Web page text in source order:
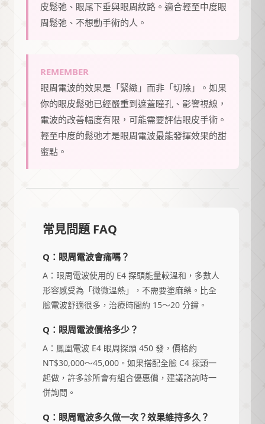
皮鬆弛、眼尾下垂與眼周紋路。適合輕至中度眼
周鬆弛、不想動手術的人。
REMEMBER
眼周電波的效果是「緊緻」而非「切除」。如果
你的眼皮鬆弛已經嚴重到遮蓋瞳孔、影響視線，
電波的改善幅度有限，可能需要評估眼皮手術。
輕至中度的鬆弛才是眼周電波最能發揮效果的甜
蜜點。
常見問題 FAQ
Q：眼周電波會痛嗎？
A：眼周電波使用的 E4 探頭能量較溫和，多數人
形容感受為「微微溫熱」，不需要塗麻藥。比全
臉電波舒適很多，治療時間約 15～20 分鐘。
Q：眼周電波價格多少？
A：鳳凰電波 E4 眼周探頭 450 發，價格約
NT$30,000～45,000。如果搭配全臉 C4 探頭一
起做，許多診所會有組合優惠價，建議諮詢時一
併詢問。
Q：眼周電波多久做一次？效果維持多久？